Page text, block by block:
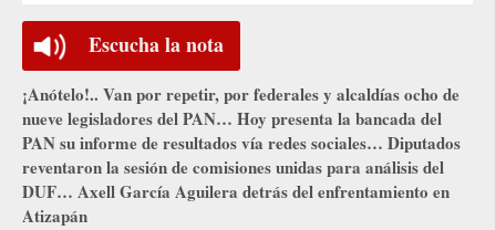
Escucha la nota
¡Anótelo!.. Van por repetir, por federales y alcaldías ocho de
nueve legisladores del PAN… Hoy presenta la bancada del
PAN su informe de resultados vía redes sociales… Diputados
reventaron la sesión de comisiones unidas para análisis del
DUF… Axell García Aguilera detrás del enfrentamiento en
Atizapán